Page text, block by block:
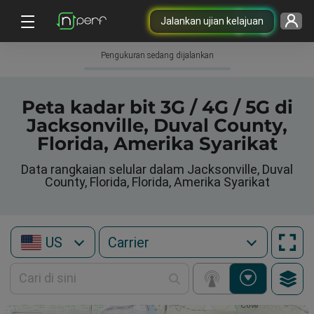
Jalankan ujian kelajuan
Pengukuran sedang dijalankan
Peta kadar bit 3G / 4G / 5G di
Jacksonville, Duval County,
Florida, Amerika Syarikat
Data rangkaian selular dalam Jacksonville, Duval
County, Florida, Florida, Amerika Syarikat
US